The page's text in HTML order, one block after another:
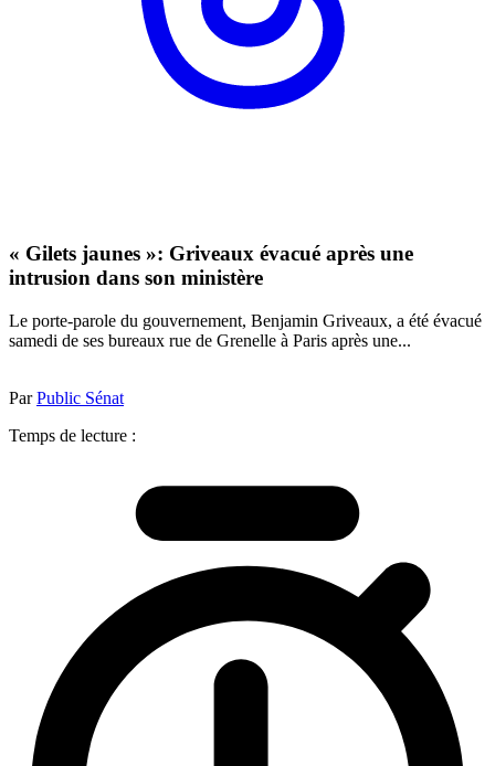
« Gilets jaunes »: Griveaux évacué après une
intrusion dans son ministère
Le porte-parole du gouvernement, Benjamin Griveaux, a été évacué
samedi de ses bureaux rue de Grenelle à Paris après une...
ParPublic Sénat
Temps de lecture :